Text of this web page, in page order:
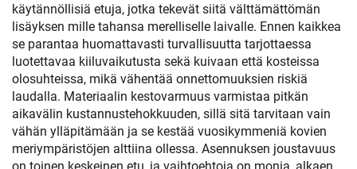
käytännöllisiä etuja, jotka tekevät siitä välttämättömän
lisäyksen mille tahansa merelliselle laivalle. Ennen kaikkea
se parantaa huomattavasti turvallisuutta tarjottaessa
luotettavaa kiiluvaikutusta sekä kuivaan että kosteissa
olosuhteissa, mikä vähentää onnettomuuksien riskiä
laudalla. Materiaalin kestovarmuus varmistaa pitkän
aikavälin kustannustehokkuuden, sillä sitä tarvitaan vain
vähän ylläpitämään ja se kestää vuosikymmeniä kovien
meriympäristöjen alttiina ollessa. Asennuksen joustavuus